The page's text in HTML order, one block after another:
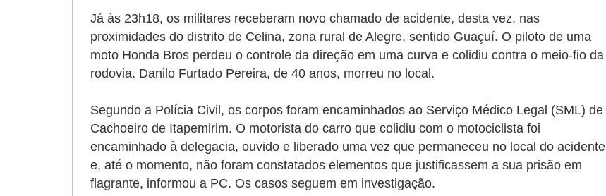
Já às 23h18, os militares receberam novo chamado de acidente, desta vez, nas
proximidades do distrito de Celina, zona rural de Alegre, sentido Guaçuí. O piloto de uma
moto Honda Bros perdeu o controle da direção em uma curva e colidiu contra o meio-fio da
rodovia. Danilo Furtado Pereira, de 40 anos, morreu no local.
Segundo a Polícia Civil, os corpos foram encaminhados ao Serviço Médico Legal (SML) de
Cachoeiro de Itapemirim. O motorista do carro que colidiu com o motociclista foi
encaminhado à delegacia, ouvido e liberado uma vez que permaneceu no local do acidente
e, até o momento, não foram constatados elementos que justificassem a sua prisão em
flagrante, informou a PC. Os casos seguem em investigação.